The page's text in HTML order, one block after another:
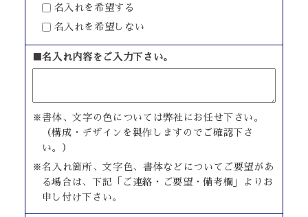
名入れを希望する
名入れを希望しない
■名入れ内容をご入力下さい。
※書体、文字の色については弊社にお任せ下さい。
（構成・デザインを製作しますのでご確認下さ
い。）
※名入れ箇所、文字色、書体などについてご要望があ
る場合は、下記「ご連絡・ご要望・備考欄」よりお
申し付け下さい。